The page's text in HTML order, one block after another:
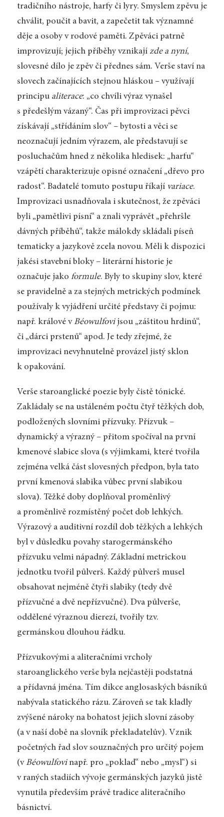
tradičního nástroje, harfy či lyry. Smyslem zpěvu je
chválit, poučit a bavit, a zapečetit tak významné
děje a osoby v rodové paměti. Zpěváci patrně
improvizují; jejich příběhy vznikají zde a nyní,
slovesné dílo je zpěv či přednes sám. Verše staví na
slovech začínajících stejnou hláskou – využívají
principu aliterace: „co chvíli výraz vynašel
s předešlým vázaný“. Čas při improvizaci pěvci
získávají „střídáním slov“ – bytosti a věci se
neoznačují jedním výrazem, ale představují se
posluchačům hned z několika hledisek: „harfu“
vzápětí charakterizuje opisné označení „dřevo pro
radost“. Badatelé tomuto postupu říkají variace.
Improvizaci usnadňovala i skutečnost, že zpěváci
byli „pamětlivi písní“ a znali vyprávět „přehršle
dávných příběhů“, takže málokdy skládali píseň
tematicky a jazykově zcela novou. Měli k dispozici
jakési stavební bloky – literární historie je
označuje jako formule. Byly to skupiny slov, které
se pravidelně a za stejných metrických podmínek
používaly k vyjádření určité představy či pojmu:
např. králové vBéowulfovijsou „záštitou hrdinů“,
či „dárci prstenů“ apod. Je tedy zřejmé, že
improvizaci nevyhnutelně provázel jistý sklon
k opakování.
Verše staroanglické poezie byly čistě tónické.
Zakládaly se na ustáleném počtu čtyř těžkých dob,
podložených slovními přízvuky. Přízvuk –
dynamický a výrazný – přitom spočíval na první
kmenové slabice slova (s výjimkami, které tvořila
zejména velká část slovesných předpon, byla tato
první kmenová slabika vůbec první slabikou
slova). Těžké doby doplňoval proměnlivý
a proměnlivě rozmístěný počet dob lehkých.
Výrazový a auditivní rozdíl dob těžkých a lehkých
byl v důsledku povahy starogermánského
přízvuku velmi nápadný. Základní metrickou
jednotku tvořil půlverš. Každý půlverš musel
obsahovat nejméně čtyři slabiky (tedy dvě
přízvučné a dvě nepřízvučné). Dva půlverše,
oddělené výraznou dierezí, tvořily tzv.
germánskou dlouhou řádku.
Přízvukovými a aliteračními vrcholy
staroanglického verše byla nejčastěji podstatná
a přídavná jména. Tím dikce anglosaských básníků
nabývala statického rázu. Zároveň se tak kladly
zvýšené nároky na bohatost jejich slovní zásoby
(a v naší době na slovník překladatelův). Vznik
početných řad slov souznačných pro určitý pojem
(vBéowulfovinapř. pro „poklad“ nebo „mysl“) si
v raných stadiích vývoje germánských jazyků jistě
vynutila především právě tradice aliteračního
básnictví.